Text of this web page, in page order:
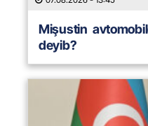
Mişustin
deyib?